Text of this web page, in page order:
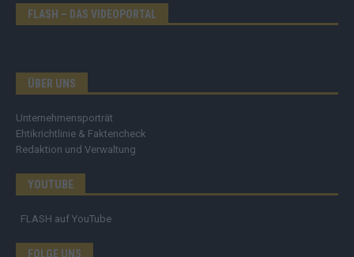
FLASH – DAS VIDEOPORTAL
ÜBER UNS
Unternehmensporträt
Ehtikrichtlinie & Faktencheck
Redaktion und Verwaltung
YOUTUBE
FLASH auf YouTube
FOLGE UNS